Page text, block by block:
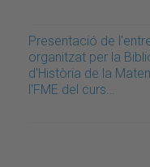
Presentació de
organitzat per la
d'Història de la
l'FME del curs…